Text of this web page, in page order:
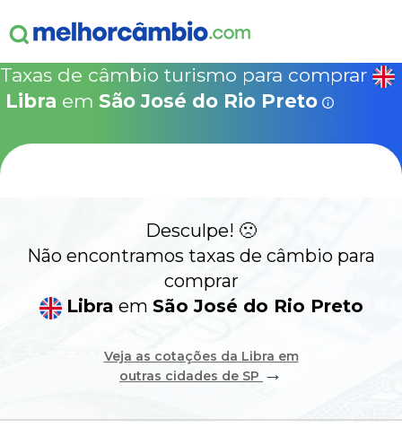
15% Seguro Viagem 15% Proteção de Bagagem
NOVA COTAÇÃO
CONTA INTERNACIONAL NOVO
Acesse sua conta:
BROKER DE OFERTAS
ou cadastre-se se ainda não tem registro:
Taxas de câmbio turismo para comprar
Libra em São José do Rio Preto
Desculpe! 🙁
Não encontramos taxas de câmbio para
comprar
Libra em São José do Rio Preto
Veja as cotações da Libra em
outras cidades de SP →